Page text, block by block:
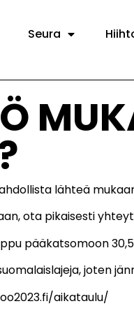
Seura
lähteä
ota pikaisesti
pääkatsomoon
joten
aikataulu/